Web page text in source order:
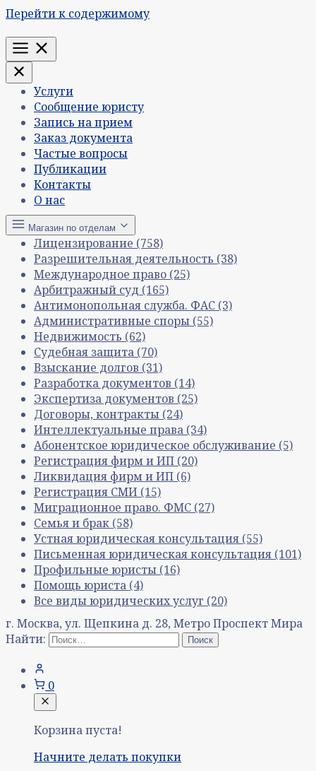
Перейти к содержимому
Меню
Услуги
Сообщение юристу
Запись на прием
Заказ документа
Частые вопросы
Публикации
Контакты
О нас
Магазин по отделам
Лицензирование (758)
Разрешительная деятельность (38)
Международное право (25)
Арбитражный суд (165)
Антимонопольная служба. ФАС (3)
Административные споры (55)
Недвижимость (62)
Судебная защита (70)
Взыскание долгов (31)
Разработка документов (14)
Экспертиза документов (25)
Договоры, контракты (24)
Интеллектуальные права (34)
Абонентское юридическое обслуживание (5)
Регистрация фирм и ИП (20)
Ликвидация фирм и ИП (6)
Регистрация СМИ (15)
Миграционное право. ФМС (27)
Семья и брак (58)
Устная юридическая консультация (55)
Письменная юридическая консультация (101)
Профильные юристы (16)
Помощь юриста (4)
Все виды юридических услуг (20)
г. Москва, ул. Щепкина д. 28, Метро Проспект Мира
Найти:
0
Корзина пуста!
Начните делать покупки